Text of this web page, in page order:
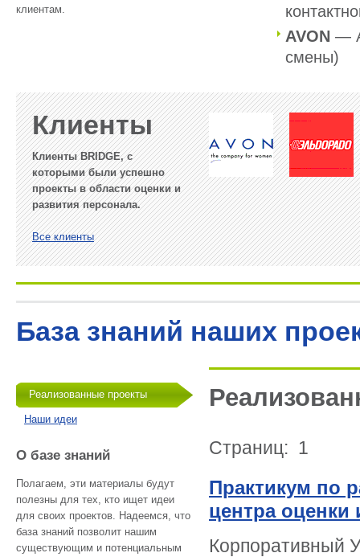
клиентам.
AVON —
смены)
Клиенты
Клиенты BRIDGE, с
которыми были успешно
проекты в области оценки и
развития персонала.
Все клиенты
База знаний наших
Реализованные проекты
Наши идеи
О базе знаний
Полагаем, эти материалы будут
полезны для тех, кто ищет идеи
для своих проектов. Надеемся, что
база знаний позволит нашим
существующим и потенциальным
Страниц: 1
Практикум по
центра оценки
Корпоративный